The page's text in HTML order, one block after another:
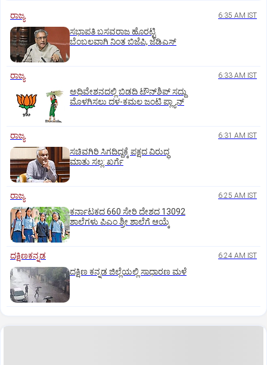
ರಾಜ್ಯ 6:35 AM IST
ಸಭಾಪತಿ ಬಸವರಾಜ ಹೊರಟ್ಟಿ
ಬೆಂಬಲವಾಗಿ ನಿಂತ ಬಿಜೆಪಿ, ಜೆಡಿಎಸ್
ರಾಜ್ಯ 6:33 AM IST
ಅಧಿವೇಶನದಲ್ಲಿ ಬಿಡದಿ ಟೌನ್‌ಶಿಪ್‌ ಸದ್ದು
ಮೊಳಗಿಸಲು ದಳ-ಕಮಲ ಜಂಟಿ ಪ್ಲ್ಯಾನ್‌
ರಾಜ್ಯ 6:31 AM IST
ಸಚಿವಗಿರಿ ಸಿಗದಿದ್ದಕ್ಕೆ ಪಕ್ಷದ ವಿರುದ್ಧ
ಮಾತು ಸಲ್ಲ: ಖರ್ಗೆ
ರಾಜ್ಯ 6:25 AM IST
ಕರ್ನಾಟಕದ 660 ಸೇರಿ ದೇಶದ 13092
ಶಾಲೆಗಳು ಪಿಎಂ ಶ್ರೀ ಶಾಲೆಗೆ ಆಯ್ಕೆ
ದಕ್ಷಿಣಕನ್ನಡ 6:24 AM IST
ದಕ್ಷಿಣ ಕನ್ನಡ ಜಿಲ್ಲೆಯಲ್ಲಿ ಸಾಧಾರಣ ಮಳೆ